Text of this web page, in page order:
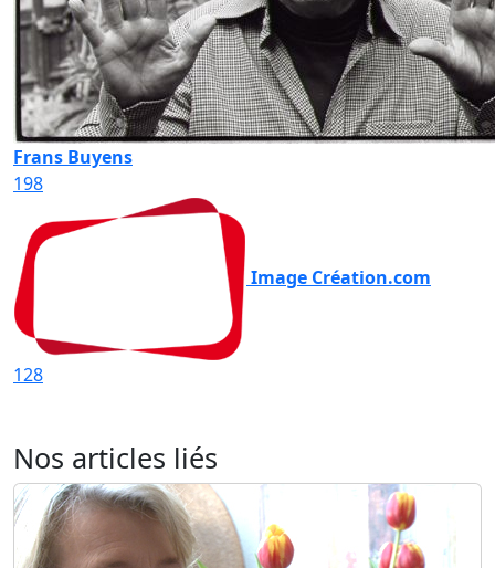
Frans Buyens
198
Image Création.com
128
Nos articles liés